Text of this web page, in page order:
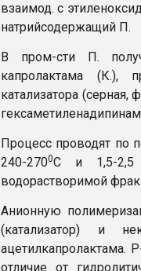
взаимод. с
натрийсодержащий П.
В пром-сти П.
капролактама (К.),
катализатора (серная,
Процесс проводят по
240-2700C и 1,5-2,5
водорастворимой
Анионную
(катализатор) и
ацетилкапролактама.
отличие от